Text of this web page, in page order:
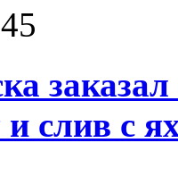
слив с